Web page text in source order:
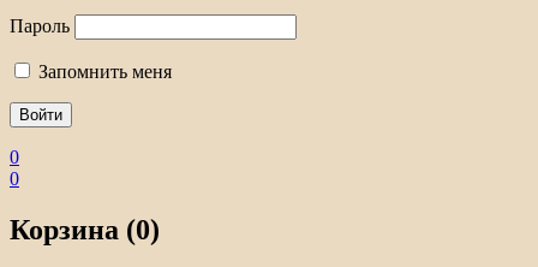
Пароль
Запомнить меня
0
0
Корзина (0)